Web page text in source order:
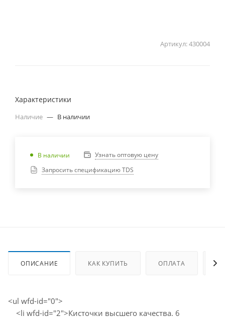
Артикул:430004
Характеристики
Наличие — В наличии
В наличии
Узнать оптовую цену
Запросить спецификацию TDS
ОПИСАНИЕ КАК КУПИТЬ ОПЛАТА
<ul wfd-id="0">
<li wfd-id="2">Кисточки высшего качества. 6